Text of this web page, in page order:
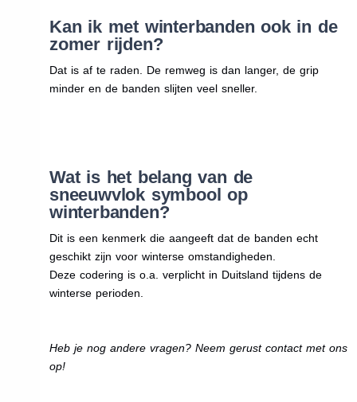
Kan ik met winterbanden ook in de
zomer rijden?
Dat is af te raden. De remweg is dan langer, de grip
minder en de banden slijten veel sneller.
Wat is het belang van de
sneeuwvlok symbool op
winterbanden?
Dit is een kenmerk die aangeeft dat de banden echt
geschikt zijn voor winterse omstandigheden.
Deze codering is o.a. verplicht in Duitsland tijdens de
winterse perioden.
Heb je nog andere vragen? Neem gerust contact met ons
op!